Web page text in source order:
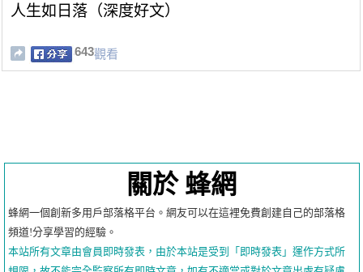
人生如日落（深度好文）
643觀看
關於 蜂網
蜂網一個創新多用戶部落格平台。網友可以在這裡免費創建自己的部落格
頻道!分享學習的經驗。
本站所有文章由會員即時發表，由於本站是受到「即時發表」運作方式所